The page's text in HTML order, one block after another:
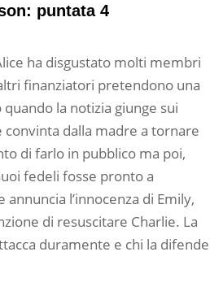
puntata 4
ha disgustato molti membri
finanziatori pretendono una
la notizia giunge sui
convinta dalla madre a tornare
di farlo in pubblico ma poi,
fedeli fosse pronto a
l’innocenza di Emily,
di resuscitare Charlie. La
duramente e chi la difende